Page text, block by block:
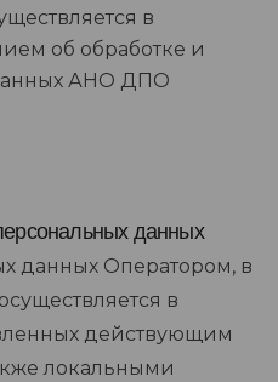
в
об обработке и
АНО ДПО
данных
данных Оператором, в
в
действующим
локальными